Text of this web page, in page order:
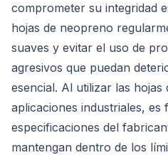
comprometer su integridad
hojas de neopreno
suaves y evitar el uso de
agresivos que puedan
esencial. Al utilizar las hojas
aplicaciones industriales, es
especificaciones del
mantengan dentro de los